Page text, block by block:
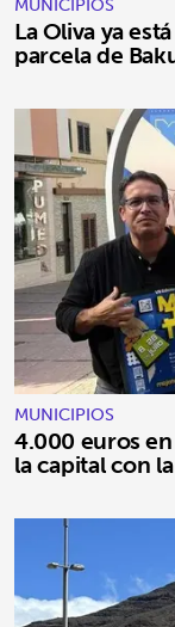
La Oliva ya
parcela de
MUNICIPIOS
4.000 euros
la capital con